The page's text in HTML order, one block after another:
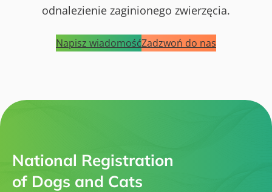
odnalezienie zaginionego zwierzęcia.
Napisz wiadomośćZadzwoń do nas
National Registration
of Dogs and Cats